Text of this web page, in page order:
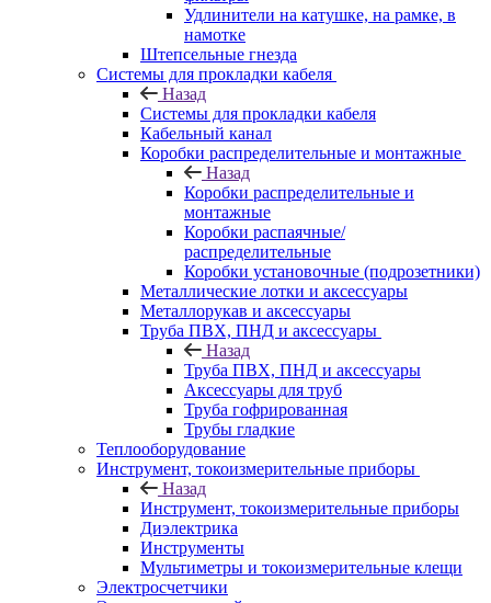
Удлинители на катушке, на рамке, в
намотке
Штепсельные гнезда
Системы для прокладки кабеля
Назад
Системы для прокладки кабеля
Кабельный канал
Коробки распределительные и монтажные
Назад
Коробки распределительные и
монтажные
Коробки распаячные/
распределительные
Коробки установочные (подрозетники)
Металлические лотки и аксессуары
Металлорукав и аксессуары
Труба ПВХ, ПНД и аксессуары
Назад
Труба ПВХ, ПНД и аксессуары
Аксессуары для труб
Труба гофрированная
Трубы гладкие
Теплооборудование
Инструмент, токоизмерительные приборы
Назад
Инструмент, токоизмерительные приборы
Диэлектрика
Инструменты
Мультиметры и токоизмерительные клещи
Электросчетчики